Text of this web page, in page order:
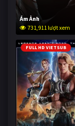
Ám Ảnh
731,911 lượt xem
FULL HD VIETSUB